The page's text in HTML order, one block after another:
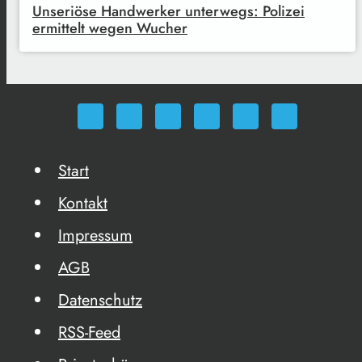
Unseriöse Handwerker unterwegs: Polizei
ermittelt wegen Wucher
Start
Kontakt
Impressum
AGB
Datenschutz
RSS-Feed